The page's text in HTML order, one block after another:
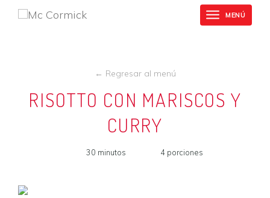
Skip
Toggle
MENÚ
← Regresar al menú
RISOTTO CON MARISCOS Y
CURRY
30 minutos 4 porciones